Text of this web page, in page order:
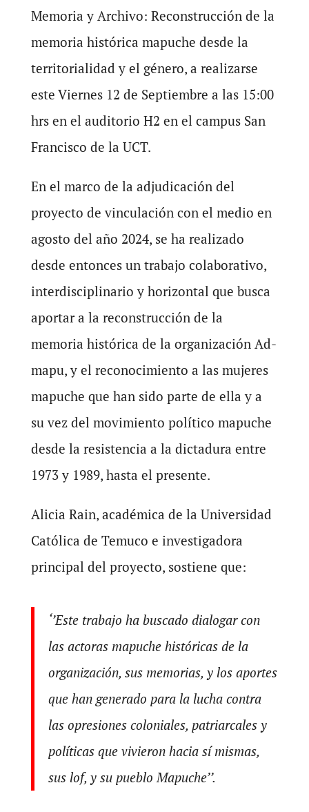
Memoria y Archivo: Reconstrucción de la
memoria histórica mapuche desde la
territorialidad y el género, a realizarse
este Viernes 12 de Septiembre a las 15:00
hrs en el auditorio H2 en el campus San
Francisco de la UCT.
En el marco de la adjudicación del
proyecto de vinculación con el medio en
agosto del año 2024, se ha realizado
desde entonces un trabajo colaborativo,
interdisciplinario y horizontal que busca
aportar a la reconstrucción de la
memoria histórica de la organización Ad-
mapu, y el reconocimiento a las mujeres
mapuche que han sido parte de ella y a
su vez del movimiento político mapuche
desde la resistencia a la dictadura entre
1973 y 1989, hasta el presente.
Alicia Rain, académica de la Universidad
Católica de Temuco e investigadora
principal del proyecto, sostiene que:
‘’Este trabajo ha buscado dialogar con
las actoras mapuche históricas de la
organización, sus memorias, y los aportes
que han generado para la lucha contra
las opresiones coloniales, patriarcales y
políticas que vivieron hacia sí mismas,
sus lof, y su pueblo Mapuche’’.